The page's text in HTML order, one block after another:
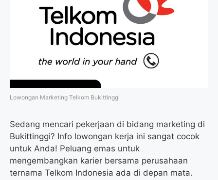
o
o
k
e
Lowongan Marketing Telkom Bukittinggi
Sedang mencari pekerjaan di bidang marketing di
Bukittinggi? Info lowongan kerja ini sangat cocok
untuk Anda! Peluang emas untuk
mengembangkan karier bersama perusahaan
ternama Telkom Indonesia ada di depan mata.